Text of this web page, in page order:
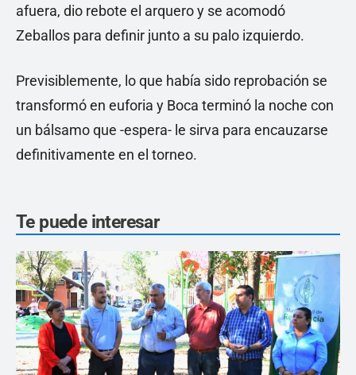
afuera, dio rebote el arquero y se acomodó
Zeballos para definir junto a su palo izquierdo.
Previsiblemente, lo que había sido reprobación se
transformó en euforia y Boca terminó la noche con
un bálsamo que -espera- le sirva para encauzarse
definitivamente en el torneo.
Te puede interesar